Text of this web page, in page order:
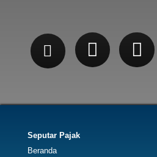
Seputar Pajak
Beranda